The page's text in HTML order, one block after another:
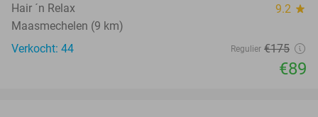
Hair ´n Relax 9.2 star
Maasmechelen (9 km)
Verkocht: 44
Regulier €175
€89